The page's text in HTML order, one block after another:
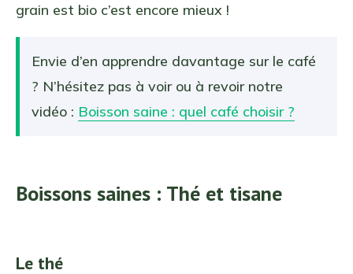
grain est bio c’est encore mieux !
Envie d’en apprendre davantage sur le café
? N’hésitez pas à voir ou à revoir notre
vidéo : Boisson saine : quel café choisir ?
Boissons saines : Thé et tisane
Le thé